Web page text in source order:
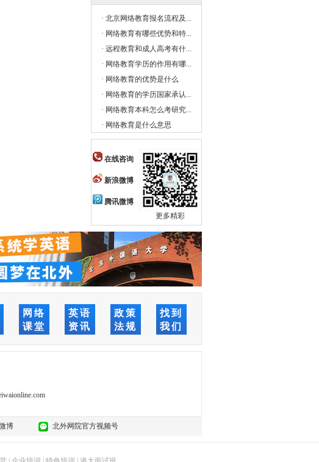
· 北京网络教育报名流程及...
· 网络教育有哪些优势和特...
· 远程教育和成人高考有什...
· 网络教育学历的作用有哪...
· 网络教育的优势是什么
· 网络教育的学历国家承认...
· 网络教育本科怎么考研究...
· 网络教育是什么意思
在线咨询
新浪微博
腾讯微博
更多精彩
网络
课堂
英语
资讯
政策
法规
找到
我们
博 北外网院官方视频号